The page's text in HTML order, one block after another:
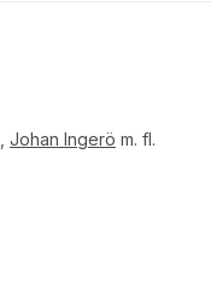
Johan Ingerö m. fl.